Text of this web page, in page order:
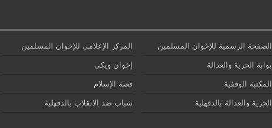
الصفحة الرسمية للإخوان المسلمين المركز الإعلامي للإخوان المسلمين
بوابة الحرية والعدالة إخوان ويكي
المكتبة الوقفية قصة الإسلام
الحرية والعدالة بالدقهلية شباب ضد الانقلاب بالدقهلية